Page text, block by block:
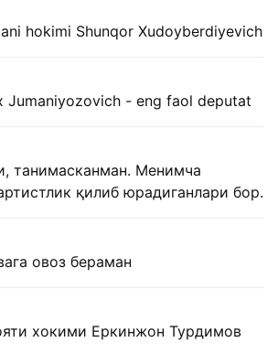
hokimi Shunqor Xudoyberdiyevich
Jumaniyozovich - eng faol deputat
танимасканман. Менимча
қилиб юрадиганлари бор.
овоз бераман
хокими Еркинжон Турдимов